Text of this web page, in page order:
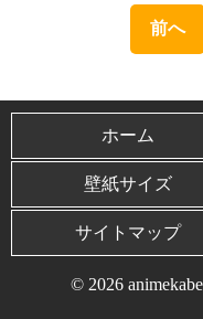
前へ
ホーム
壁紙サイズ
サイトマップ
© 2026